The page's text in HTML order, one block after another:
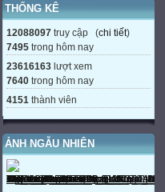
THỐNG KÊ
12088097 truy cập (chi tiết)
7495 trong hôm nay
23616163 lượt xem
7640 trong hôm nay
4151 thành viên
ẢNH NGẪU NHIÊN